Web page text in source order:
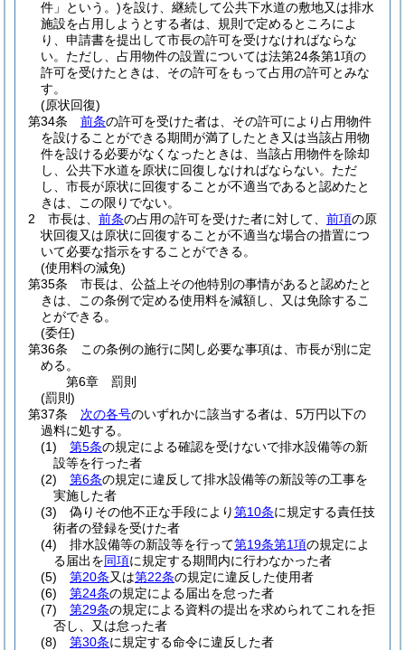
件」という。)を設け、継続して公共下水道の敷地又は排水
施設を占用しようとする者は、規則で定めるところによ
り、申請書を提出して市長の許可を受けなければならな
い。 ただし、占用物件の設置については法第24条第1項の
許可を受けたときは、その許可をもって占用の許可とみな
す。
(原状回復)
第34条
前条の許可を受けた者は、その許可により占用物件
を設けることができる期間が満了したとき又は当該占用物
件を設ける必要がなくなったときは、当該占用物件を除却
し、公共下水道を原状に回復しなければならない。 ただ
し、市長が原状に回復することが不適当であると認めたと
きは、この限りでない。
2
市長は、 前条の占用の許可を受けた者に対して、 前項の原
状回復又は原状に回復することが不適当な場合の措置につ
いて必要な指示をすることができる。
(使用料の減免)
第35条
市長は、公益上その他特別の事情があると認めたと
きは、この条例で定める使用料を減額し、又は免除するこ
とができる。
(委任)
第36条
この条例の施行に関し必要な事項は、市長が別に定
める。
第6章
罰則
(罰則)
第37条
次の各号のいずれかに該当する者は、5万円以下の
過料に処する。
(1)
第5条の規定による確認を受けないで排水設備等の新
設等を行った者
(2)
第6条の規定に違反して排水設備等の新設等の工事を
実施した者
(3)
偽りその他不正な手段により第10条に規定する責任技
術者の登録を受けた者
(4)
排水設備等の新設等を行って第19条第1項の規定によ
る届出を同項に規定する期間内に行わなかった者
(5)
第20条又は第22条の規定に違反した使用者
(6)
第24条の規定による届出を怠った者
(7)
第29条の規定による資料の提出を求められてこれを拒
否し、又は怠った者
(8)
第30条に規定する命令に違反した者